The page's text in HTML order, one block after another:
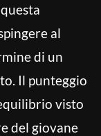
al
di un
Il punteggio
visto
del giovane